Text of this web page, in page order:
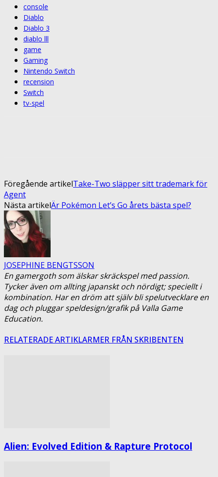
console
Diablo
Diablo 3
diablo lll
game
Gaming
Nintendo Switch
recension
Switch
tv-spel
Föregående artikelTake-Two släpper sitt trademark för
Agent
Nästa artikelÄr Pokémon Let’s Go årets bästa spel?
JOSEPHINE BENGTSSON
En gamergoth som älskar skräckspel med passion.
Tycker även om allting japanskt och nördigt; speciellt i
kombination. Har en dröm att själv bli spelutvecklare en
dag och pluggar speldesign/grafik på Valla Game
Education.
RELATERADE ARTIKLARMER FRÅN SKRIBENTEN
Alien: Evolved Edition & Rapture Protocol